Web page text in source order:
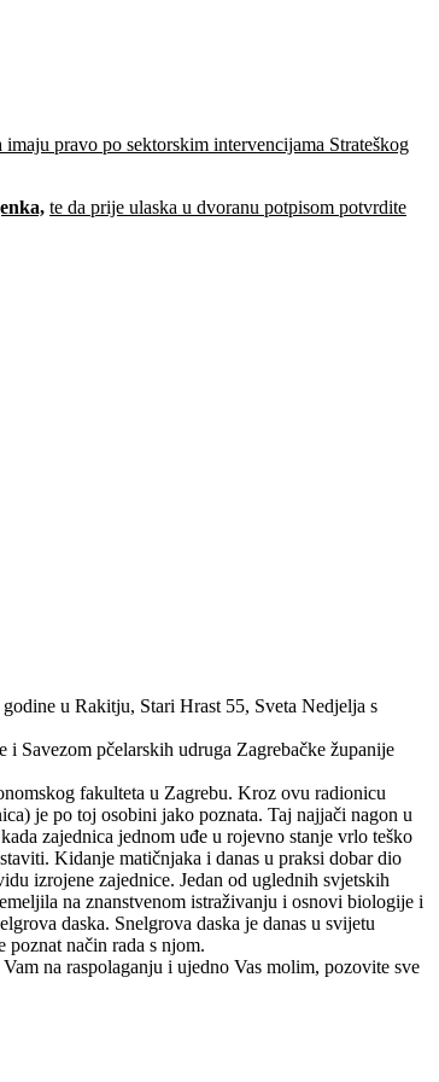
pravo po sektorskim intervencijama Strateškog
te da prije ulaska u dvoranu potpisom potvrdite
u Rakitju, Stari Hrast 55, Sveta Nedjelja s
Savezom pčelarskih udruga Zagrebačke županije
fakulteta u Zagrebu. Kroz ovu radionicu
je po toj osobini jako poznata. Taj najjači nagon u
zajednica jednom uđe u rojevno stanje vrlo teško
Kidanje matičnjaka i danas u praksi dobar dio
izrojene zajednice. Jedan od uglednih svjetskih
na znanstvenom istraživanju i osnovi biologije i
daska. Snelgrova daska je danas u svijetu
način rada s njom.
na raspolaganju i ujedno Vas molim, pozovite sve